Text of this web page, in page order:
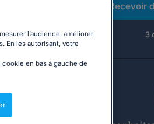
Recevoir
3
l’audience, améliorer
En les autorisant, votre
en bas à gauche de